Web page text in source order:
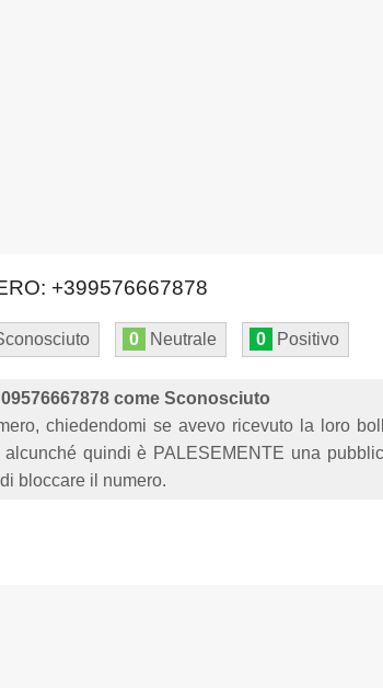
+399576667878
0 Neutrale 0 Positivo
come Sconosciuto
chiedendomi se avevo ricevuto la loro
quindi è PALESEMENTE una
bloccare il numero.